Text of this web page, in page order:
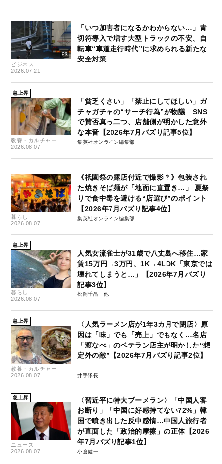
ビジネス
2026.07.21
「いつ加害者になるかわからない…」青
切符導入で増す大型トラックの不安、自
転車“車道走行時代”に求められる新たな
安全対策
急上昇
教養・カルチャー
2026.08.07
「貧乏くさい」「禁止にしてほしい」ガ
チャガチャの“サーチ行為”が物議 SNS
で賛否真っ二つ、店舗側が明かした意外
な本音【2026年7月バズり記事5位】
集英社オンライン編集部
暮らし
2026.08.07
《祇園祭の露店付近で撮影？》包装され
た焼きそば麺が「地面に直置き…」 夏祭
りで食中毒を避ける“店選び”のポイント
【2026年7月バズり記事4位】
集英社オンライン編集部
急上昇
暮らし
2026.08.07
人気女流雀士が31歳で八丈島へ移住…家
賃15万円→3万円、1K→4LDK「東京では
壊れてしまうと…」【2026年7月バズり
記事3位】
松岡千晶
急上昇
教養・カルチャー
2026.08.07
〈人気ラーメン店が1年3カ月で閉店〉原
因は「味」でも「売上」でもなく…名店
「渡なべ」のベテラン店主が明かした“想
定外の敵”【2026年7月バズり記事2位】
井手隊長
急上昇
ニュース
2026.08.07
〈習近平に特大ブーメラン〉「中国人客
お断り」「中国に好感持てない72%」韓
国で噴き出した反中感情…中国人旅行者
が直面した「政治的摩擦」の正体【2026
年7月バズり記事1位】
小倉健一